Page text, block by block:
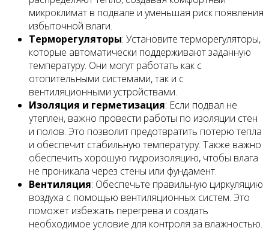
микроклимат в подвале и уменьшая риск появления
избыточной влаги.
Терморегуляторы: Установите терморегуляторы,
которые автоматически поддерживают заданную
температуру. Они могут работать как с
отопительными системами, так и с
вентиляционными устройствами.
Изоляция и герметизация: Если подвал не
утеплен, важно провести работы по изоляции стен
и полов. Это позволит предотвратить потерю тепла
и обеспечит стабильную температуру. Также важно
обеспечить хорошую гидроизоляцию, чтобы влага
не проникала через стены или фундамент.
Вентиляция: Обеспечьте правильную циркуляцию
воздуха с помощью вентиляционных систем. Это
поможет избежать перегрева и создать
необходимое условие для контроля за влажностью.